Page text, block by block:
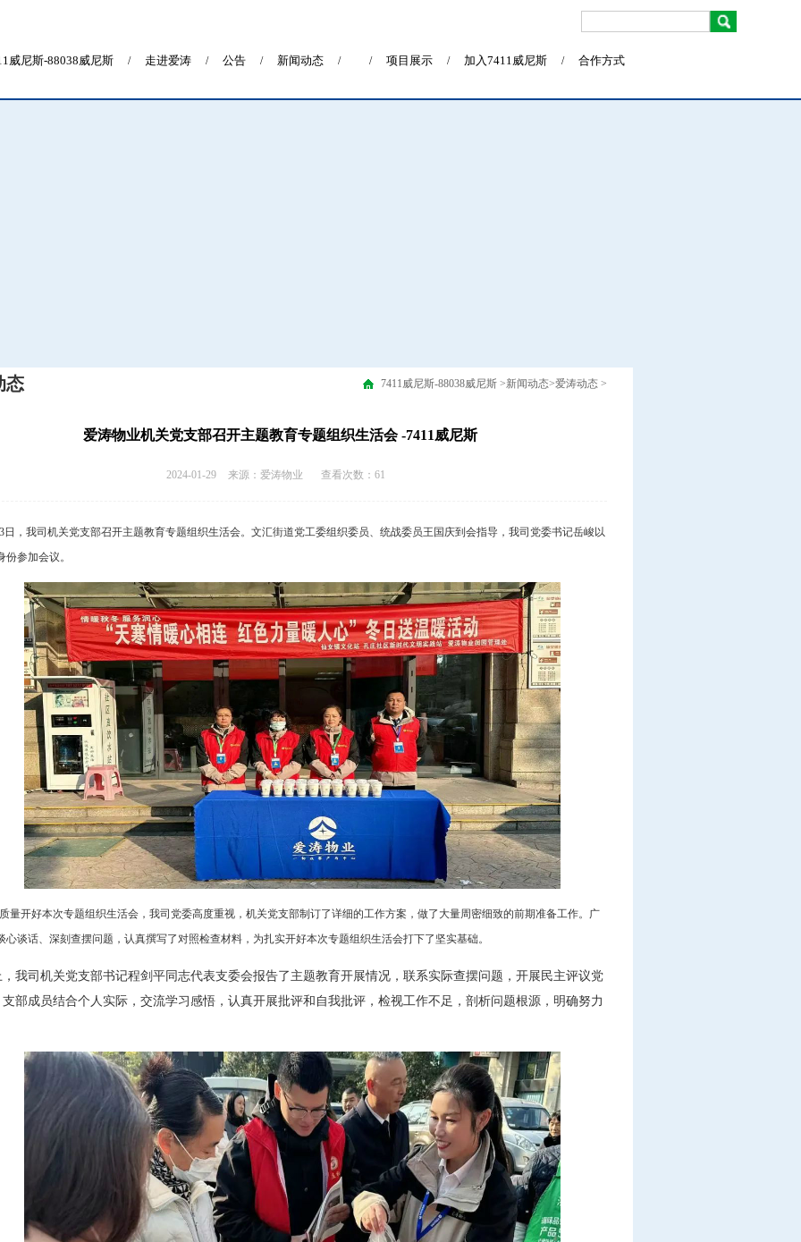
威尼斯-88038威尼斯 / 走进爱涛 / 公告 / 新闻动态 / / 项目展示 / 加入7411威尼斯 / 合作方式
7411威尼斯-88038威尼斯 >新闻动态>爱涛动态 >
态
爱涛物业机关党支部召开主题教育专题组织生活会 -7411威尼斯
2024-01-29 来源：爱涛物业 查看次数：61
日，我司机关党支部召开主题教育专题组织生活会。文汇街道党工委组织委员、统战委员王国庆到会指导，我司党委书记岳峻以
份参加会议。
量开好本次专题组织生活会，我司党委高度重视，机关党支部制订了详细的工作方案，做了大量周密细致的前期准备工作。广
心谈话、深刻查摆问题，认真撰写了对照检查材料，为扎实开好本次专题组织生活会打下了坚实基础。
，我司机关党支部书记程剑平同志代表支委会报告了主题教育开展情况，联系实际查摆问题，开展民主评议党
支部成员结合个人实际，交流学习感悟，认真开展批评和自我批评，检视工作不足，剖析问题根源，明确努力